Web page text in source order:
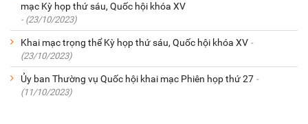
mạc Kỳ họp thứ sáu, Quốc hội khóa XV
- (23/10/2023)
Khai mạc trọng thể Kỳ họp thứ sáu, Quốc hội khóa XV -
(23/10/2023)
Ủy ban Thường vụ Quốc hội khai mạc Phiên họp thứ 27 -
(11/10/2023)